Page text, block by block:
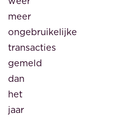
meer
ongebruikelijke
transacties
gemeld
dan
het
jaar